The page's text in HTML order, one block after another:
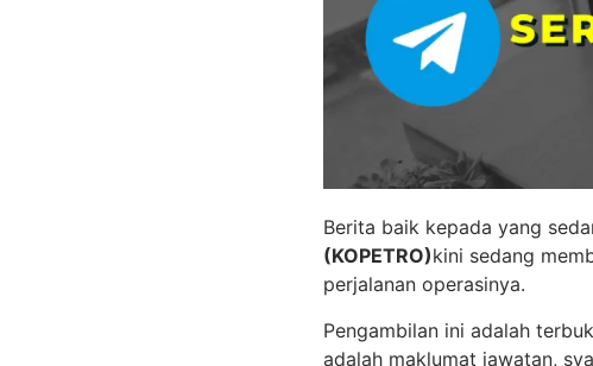
Berita baik kepada yang
(KOPETRO)kini sedang
perjalanan operasinya.
Pengambilan ini adalah
adalah maklumat jawatan,